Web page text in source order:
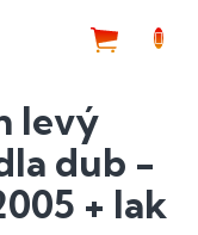
levý
dub -
+ lak